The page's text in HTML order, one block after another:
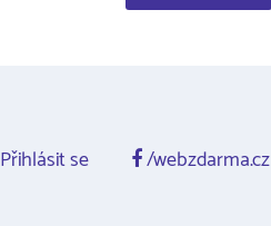
Přihlásit se /webzdarma.cz